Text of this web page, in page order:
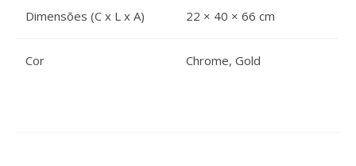
Dimensões (C x L x A) 22 × 40 × 66 cm
Cor Chrome, Gold